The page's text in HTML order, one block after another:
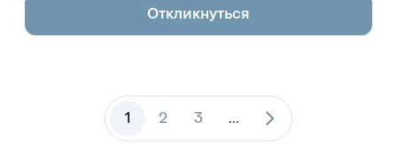
Откликнуться
1 2 3 ...